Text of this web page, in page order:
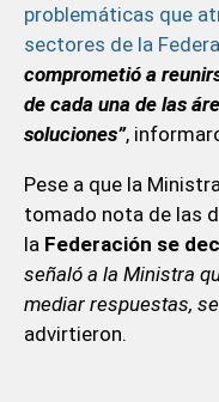
problemáticas que
sectores de la
comprometió a
de cada una de las
soluciones”,
Pese a que la
tomado nota de las
la Federación se
señaló a la Ministra
mediar respuestas,
advirtieron.